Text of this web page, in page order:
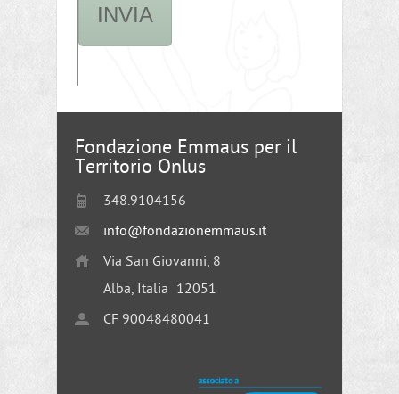
Fondazione Emmaus per il
Territorio Onlus
348.9104156
info@fondazionemmaus.it
Via San Giovanni, 8
Alba, Italia 12051
CF 90048480041